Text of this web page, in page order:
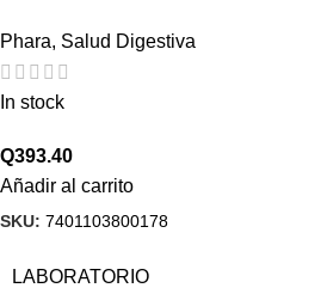
Phara, Salud Digestiva
In stock
Q393.40
Añadir al carrito
SKU: 7401103800178
LABORATORIO